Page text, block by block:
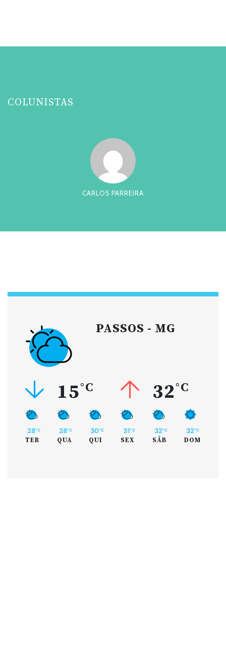
COLUNISTAS
CARLOS PARREIRA
PASSOS - MG
15°C 32°C
28°C
TER
28°C
QUA
30°C
QUI
31°C
SEX
32°C
SÁB
32°C
DOM